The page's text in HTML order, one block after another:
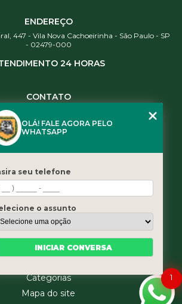
ENDEREÇO
447 - Vila Nova Cachoeirinha - São Paulo - SP
- 02479-000
24 HORAS
CONTATO
(11) 3461-5871
contato@leaoservicos.com.br
Home
Quem somos
Serviços
Blog
Categorias
Mapa do site
1
OLÁ! FALE AGORA PELO
WHATSAPP
seu telefone
o assunto
INICIAR CONVERSA